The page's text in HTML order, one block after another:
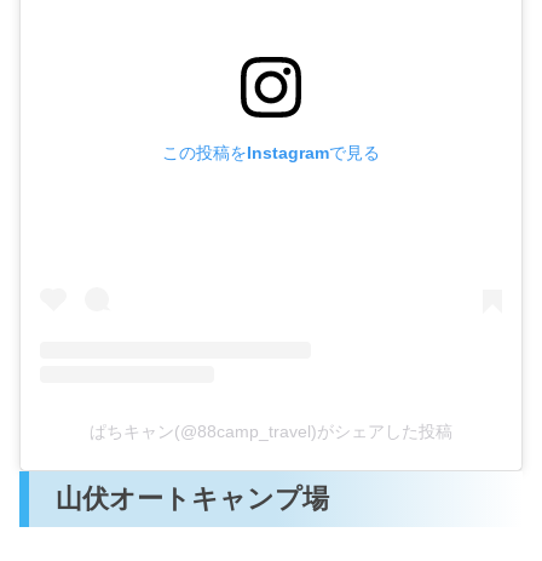
この投稿をInstagramで見る
ぱちキャン(@88camp_travel)がシェアした投稿
山伏オートキャンプ場